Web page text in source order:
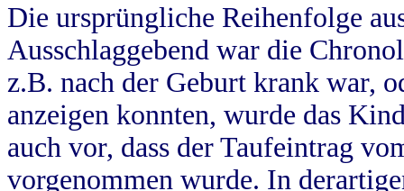
Die ursprüngliche Reihenfolge
Ausschlaggebend war die
z.B. nach der Geburt krank war,
anzeigen konnten, wurde das
auch vor, dass der Taufeintrag
vorgenommen wurde. In